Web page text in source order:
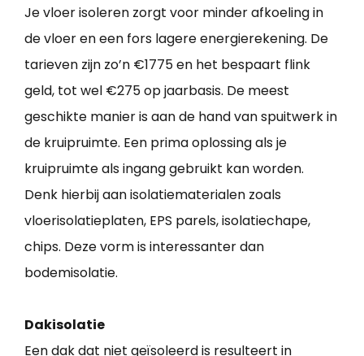
Je vloer isoleren zorgt voor minder afkoeling in
de vloer en een fors lagere energierekening. De
tarieven zijn zo’n €1775 en het bespaart flink
geld, tot wel €275 op jaarbasis. De meest
geschikte manier is aan de hand van spuitwerk in
de kruipruimte. Een prima oplossing als je
kruipruimte als ingang gebruikt kan worden.
Denk hierbij aan isolatiematerialen zoals
vloerisolatieplaten, EPS parels, isolatiechape,
chips. Deze vorm is interessanter dan
bodemisolatie.
Dakisolatie
Een dak dat niet geïsoleerd is resulteert in